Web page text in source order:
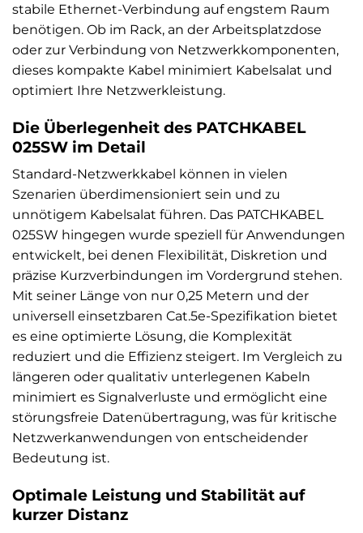
stabile Ethernet-Verbindung auf engstem Raum
benötigen. Ob im Rack, an der Arbeitsplatzdose
oder zur Verbindung von Netzwerkkomponenten,
dieses kompakte Kabel minimiert Kabelsalat und
optimiert Ihre Netzwerkleistung.
Die Überlegenheit des PATCHKABEL
025SW im Detail
Standard-Netzwerkkabel können in vielen
Szenarien überdimensioniert sein und zu
unnötigem Kabelsalat führen. Das PATCHKABEL
025SW hingegen wurde speziell für Anwendungen
entwickelt, bei denen Flexibilität, Diskretion und
präzise Kurzverbindungen im Vordergrund stehen.
Mit seiner Länge von nur 0,25 Metern und der
universell einsetzbaren Cat.5e-Spezifikation bietet
es eine optimierte Lösung, die Komplexität
reduziert und die Effizienz steigert. Im Vergleich zu
längeren oder qualitativ unterlegenen Kabeln
minimiert es Signalverluste und ermöglicht eine
störungsfreie Datenübertragung, was für kritische
Netzwerkanwendungen von entscheidender
Bedeutung ist.
Optimale Leistung und Stabilität auf
kurzer Distanz